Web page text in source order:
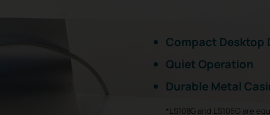
Compact Desktop
Quiet Operation
Durable Metal
*LS108G and LS105G are